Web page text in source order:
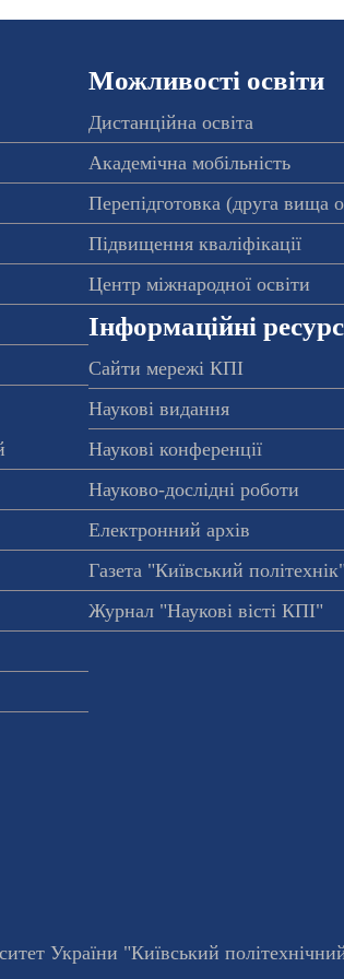
Можливості освіти
Дистанційна освіта
Академічна мобільність
Перепідготовка (друга вища
Підвищення кваліфікації
Центр міжнародної освіти
Інформаційні
Сайти мережі КПІ
Наукові видання
Наукові конференції
Науково-дослідні роботи
Електронний архів
Газета "Київський
Журнал "Наукові вісті КПІ"
України "Київський